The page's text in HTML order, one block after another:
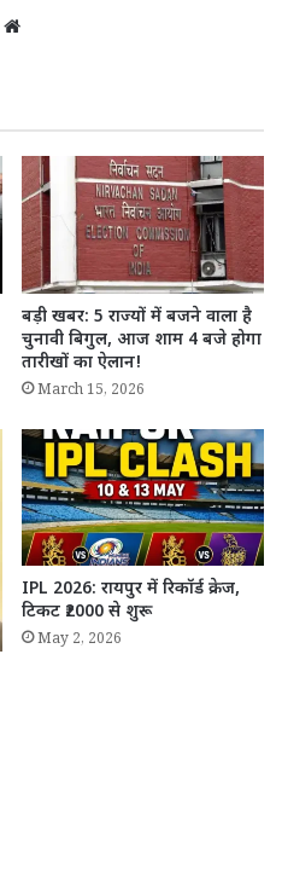
बड़ी खबर: 5 राज्यों में बजने वाला है
चुनावी बिगुल, आज शाम 4 बजे होगा
तारीखों का ऐलान!
March 15, 2026
IPL 2026: रायपुर में रिकॉर्ड क्रेज,
टिकट ₹2000 से शुरू
May 2, 2026